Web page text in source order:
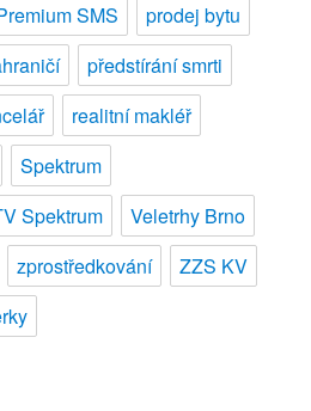
SMS
prodej bytu
předstírání smrti
realitní makléř
Spektrum
Spektrum
Veletrhy Brno
zprostředkování
ZZS KV